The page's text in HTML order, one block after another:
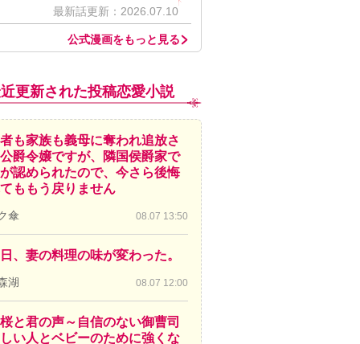
最新話更新：2026.07.10
公式漫画をもっと見る
更新された投稿恋愛小説
も家族も義母に奪われ追放さ
爵令嬢ですが、隣国侯爵家で
認められたので、今さら後悔
ももう戻りません
傘 08.07 13:50
、妻の料理の味が変わった。
湖 08.07 12:00
と君の声～自信のない御曹司
い人とベビーのために強くな